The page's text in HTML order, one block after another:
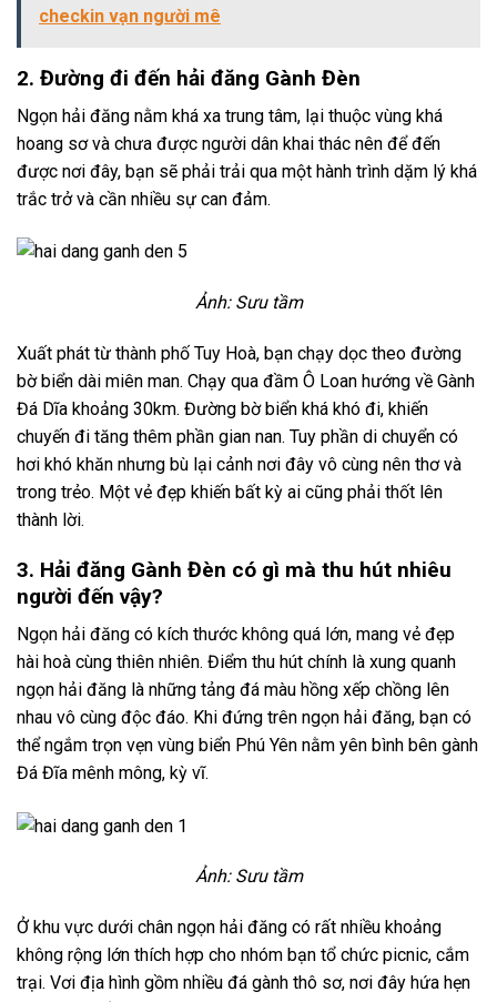
checkin vạn người mê
2. Đường đi đến hải đăng Gành Đèn
Ngọn hải đăng nằm khá xa trung tâm, lại thuộc vùng khá
hoang sơ và chưa được người dân khai thác nên để đến
được nơi đây, bạn sẽ phải trải qua một hành trình dặm lý khá
trắc trở và cần nhiều sự can đảm.
Ảnh: Sưu tầm
Xuất phát từ thành phố Tuy Hoà, bạn chạy dọc theo đường
bờ biển dài miên man. Chạy qua đầm Ô Loan hướng về Gành
Đá Dĩa khoảng 30km. Đường bờ biển khá khó đi, khiến
chuyến đi tăng thêm phần gian nan. Tuy phần di chuyển có
hơi khó khăn nhưng bù lại cảnh nơi đây vô cùng nên thơ và
trong trẻo. Một vẻ đẹp khiến bất kỳ ai cũng phải thốt lên
thành lời.
3. Hải đăng Gành Đèn có gì mà thu hút nhiêu
người đến vậy?
Ngọn hải đăng có kích thước không quá lớn, mang vẻ đẹp
hài hoà cùng thiên nhiên. Điểm thu hút chính là xung quanh
ngọn hải đăng là những tảng đá màu hồng xếp chồng lên
nhau vô cùng độc đáo. Khi đứng trên ngọn hải đăng, bạn có
thể ngắm trọn vẹn vùng biển Phú Yên nằm yên bình bên gành
Đá Đĩa mênh mông, kỳ vĩ.
Ảnh: Sưu tầm
Ở khu vực dưới chân ngọn hải đăng có rất nhiều khoảng
không rộng lớn thích hợp cho nhóm bạn tổ chức picnic, cắm
trại. Vơi địa hình gồm nhiều đá gành thô sơ, nơi đây hứa hẹn